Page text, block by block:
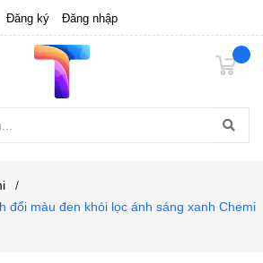
Đăng ký Đăng nhập
/
đổi màu đen khói lọc ánh sáng xanh Chemi